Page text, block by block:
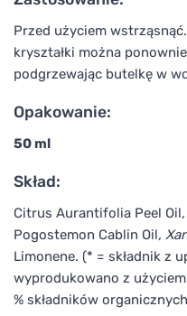
Przed użyciem
kryształki można
podgrzewając butelkę w
Opakowanie:
50 ml
Skład:
Citrus Aurantifolia Peel Oil
Pogostemon Cablin Oil,
Limonene. (* = składnik z
wyprodukowano z
% składników